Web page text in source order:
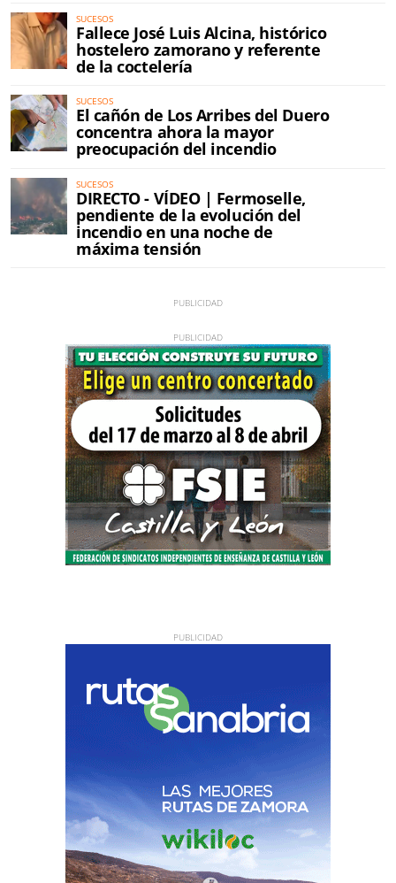
SUCESOS
Fallece José Luis Alcina, histórico
hostelero zamorano y referente
de la coctelería
SUCESOS
El cañón de Los Arribes del Duero
concentra ahora la mayor
preocupación del incendio
SUCESOS
DIRECTO - VÍDEO | Fermoselle,
pendiente de la evolución del
incendio en una noche de
máxima tensión